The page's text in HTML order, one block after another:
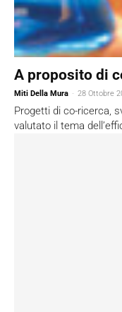
A proposito di
Miti Della Mura - 28 Ottobre
Progetti di co-ricerca,
valutato il tema